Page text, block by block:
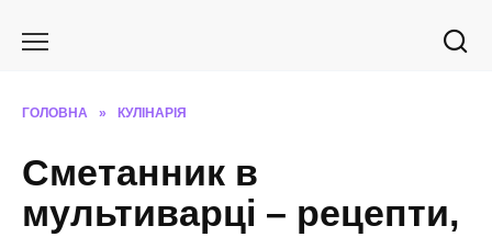
ГОЛОВНА » КУЛІНАРІЯ
Сметанник в
мультиварці – рецепти,